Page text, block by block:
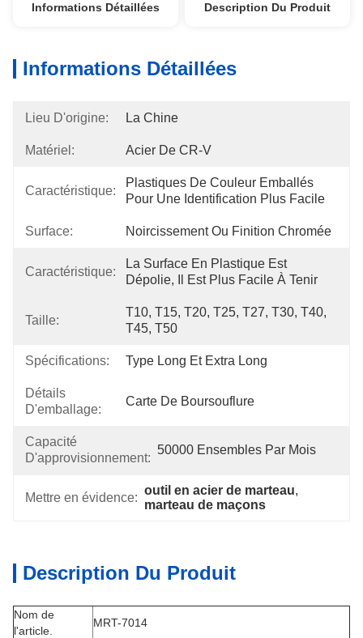
Informations Détaillées Description Du Produit
Informations Détaillées
Lieu D'origine: La Chine
Matériel: Acier De CR-V
Caractéristique:
Plastiques De Couleur Emballés
Pour Une Identification Plus Facile
Surface: Noircissement Ou Finition Chromée
Caractéristique:
La Surface En Plastique Est
Dépolie, Il Est Plus Facile À Tenir
Taille:
T10, T15, T20, T25, T27, T30, T40,
T45, T50
Spécifications: Type Long Et Extra Long
Détails
D'emballage:
Carte De Boursouflure
Capacité
D'approvisionnement:
50000 Ensembles Par Mois
Mettre en évidence:
outil en acier de marteau,
marteau de maçons
Description Du Produit
Nom de
l'article.
MRT-7014